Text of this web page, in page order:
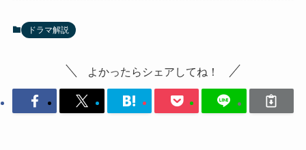
ドラマ解説
よかったらシェアしてね！